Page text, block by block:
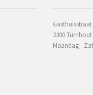
Gasthuisstraat
2300 Turnhout
Maandag -